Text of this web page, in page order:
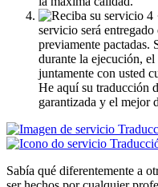
4
servicio será
previamente pactadas.
durante la ejecución,
juntamente con usted
He aquí su traducción
garantizada y el mejor
Sabía qué diferentemente a